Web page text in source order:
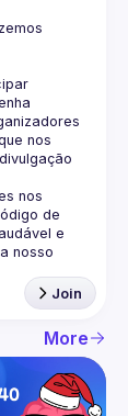
nos
nos
de
e
nosso
Join
More